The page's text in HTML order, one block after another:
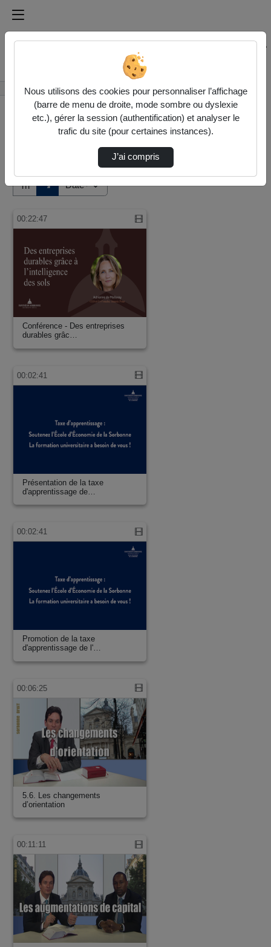
Médiathèque de l'université Paris
Rechercher un média sur Médiathèque de l'université
Accueil Vidéos
Tri ↘
00:22:47
Conférence - Des entreprises
durables grâc…
00:02:41
Présentation de la taxe
d'apprentissage de…
00:02:41
Promotion de la taxe
d'apprentissage de l'…
00:06:25
5.6. Les changements
d’orientation
00:11:11
Nous utilisons des cookies pour personnaliser l’affichage
(barre de menu de droite, mode sombre ou dyslexie
etc.), gérer la session (authentification) et analyser le
trafic du site (pour certaines instances).
J’ai compris